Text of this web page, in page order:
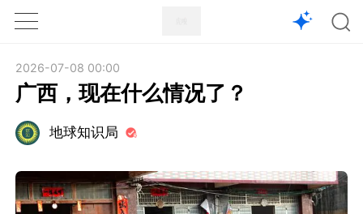
1X
2026-07-08 00:00
广西，现在什么情况了？
地球知识局